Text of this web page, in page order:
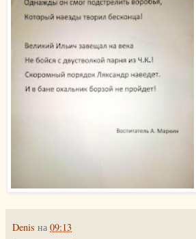
Denis на 09:13